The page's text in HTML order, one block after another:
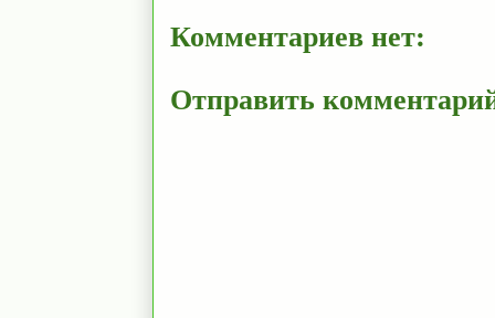
Комментариев нет:
Отправить